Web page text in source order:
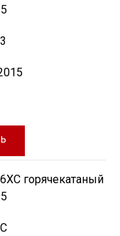
горячекатаный